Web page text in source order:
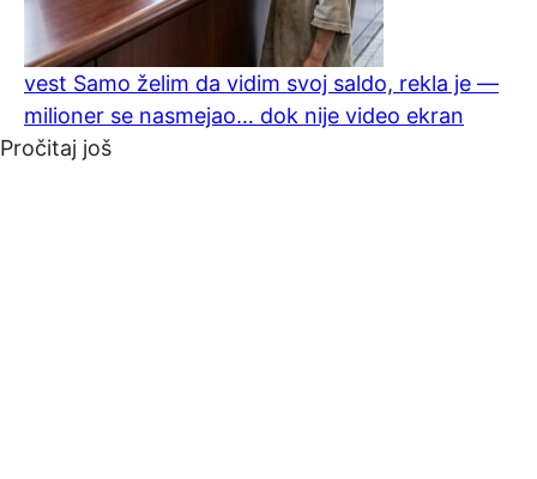
vest Samo želim da vidim svoj saldo, rekla je —
milioner se nasmejao… dok nije video ekran
Pročitaj još